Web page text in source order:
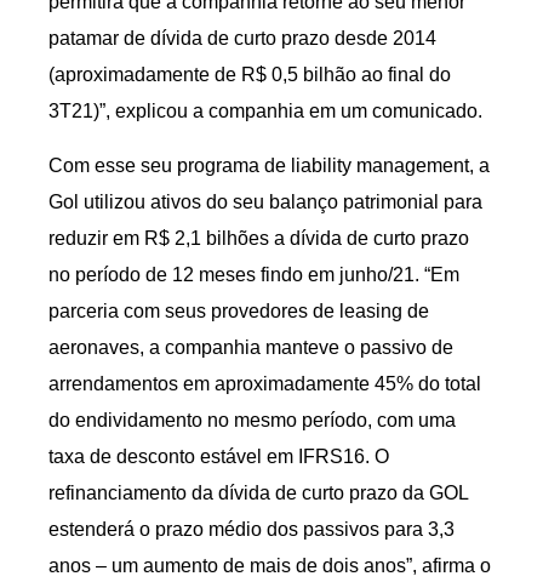
patamar de dívida de curto prazo desde 2014
(aproximadamente de R$ 0,5 bilhão ao final do
3T21)”, explicou a companhia em um comunicado.
Com esse seu programa de liability management, a
Gol utilizou ativos do seu balanço patrimonial para
reduzir em R$ 2,1 bilhões a dívida de curto prazo
no período de 12 meses findo em junho/21. “Em
parceria com seus provedores de leasing de
aeronaves, a companhia manteve o passivo de
arrendamentos em aproximadamente 45% do total
do endividamento no mesmo período, com uma
taxa de desconto estável em IFRS16. O
refinanciamento da dívida de curto prazo da GOL
estenderá o prazo médio dos passivos para 3,3
anos – um aumento de mais de dois anos”, afirma o